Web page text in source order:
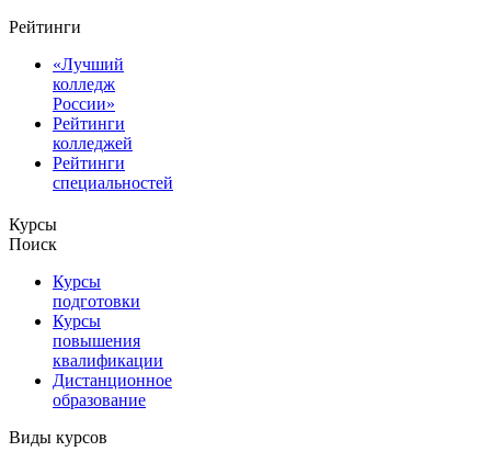
Рейтинги
«Лучший
колледж
России»
Рейтинги
колледжей
Рейтинги
специальностей
Курсы
Поиск
Курсы
подготовки
Курсы
повышения
квалификации
Дистанционное
образование
Виды курсов